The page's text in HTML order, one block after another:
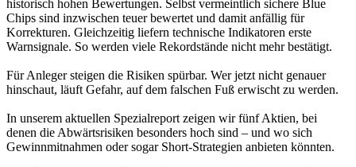
historisch hohen Bewertungen. Selbst vermeintlich sichere Blue
Chips sind inzwischen teuer bewertet und damit anfällig für
Korrekturen. Gleichzeitig liefern technische Indikatoren erste
Warnsignale. So werden viele Rekordstände nicht mehr bestätigt.
Für Anleger steigen die Risiken spürbar. Wer jetzt nicht genauer
hinschaut, läuft Gefahr, auf dem falschen Fuß erwischt zu werden.
In unserem aktuellen Spezialreport zeigen wir fünf Aktien, bei
denen die Abwärtsrisiken besonders hoch sind – und wo sich
Gewinnmitnahmen oder sogar Short-Strategien anbieten könnten.